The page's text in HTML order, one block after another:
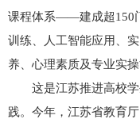
课程体系——建成超150
训练、人工智能应用、
养、心理素质及专业实操
这是江苏推进高校
践。今年，江苏省教育